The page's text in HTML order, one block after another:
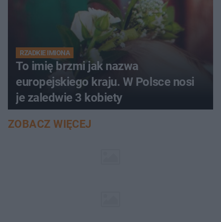
RZADKIE IMIONA
To imię brzmi jak nazwa
europejskiego kraju. W Polsce nosi
je zaledwie 3 kobiety
ZOBACZ WIĘCEJ